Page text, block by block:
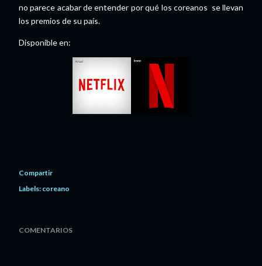
no parece acabar de entender por qué los coreanos se llevan
los premios de su país.
Disponible en:
Compartir
Labels: coreano
COMENTARIOS